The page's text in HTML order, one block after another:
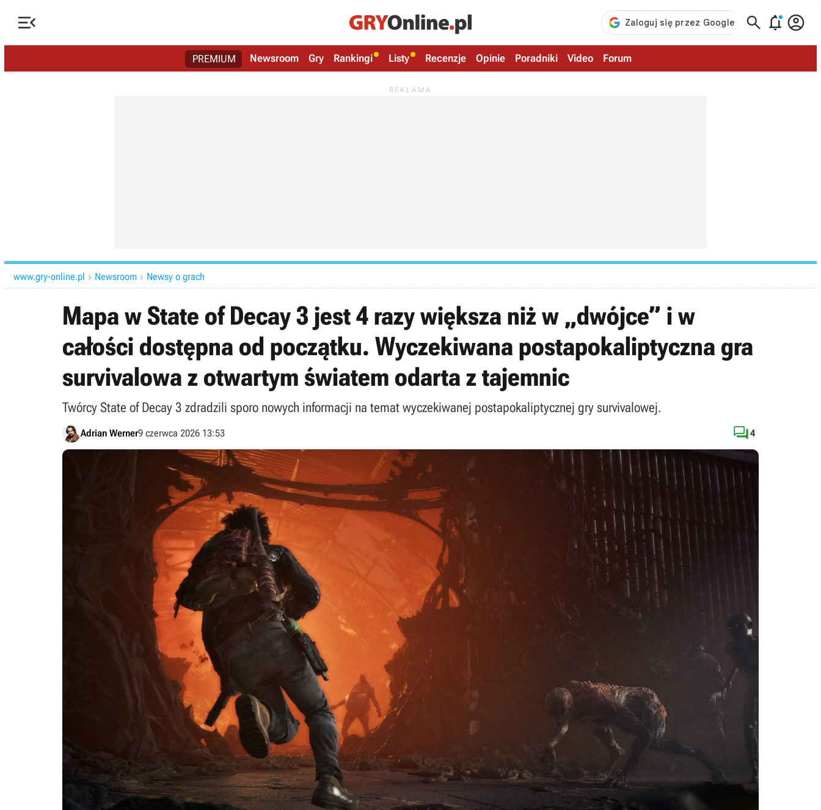
   
PREMIUM Newsroom Gry Rankingi Listy Recenzje Opinie Poradniki Video Forum
www.gry-online.pl  Newsroom  Newsy o grach
Mapa w State of Decay 3 jest 4 razy większa niż w „dwójce” i w
całości dostępna od początku. Wyczekiwana postapokaliptyczna gra
survivalowa z otwartym światem odarta z tajemnic
Twórcy State of Decay 3 zdradzili sporo nowych informacji na temat wyczekiwanej postapokaliptycznej gry survivalowej.
Adrian Werner9 czerwca 2026 13:53 4